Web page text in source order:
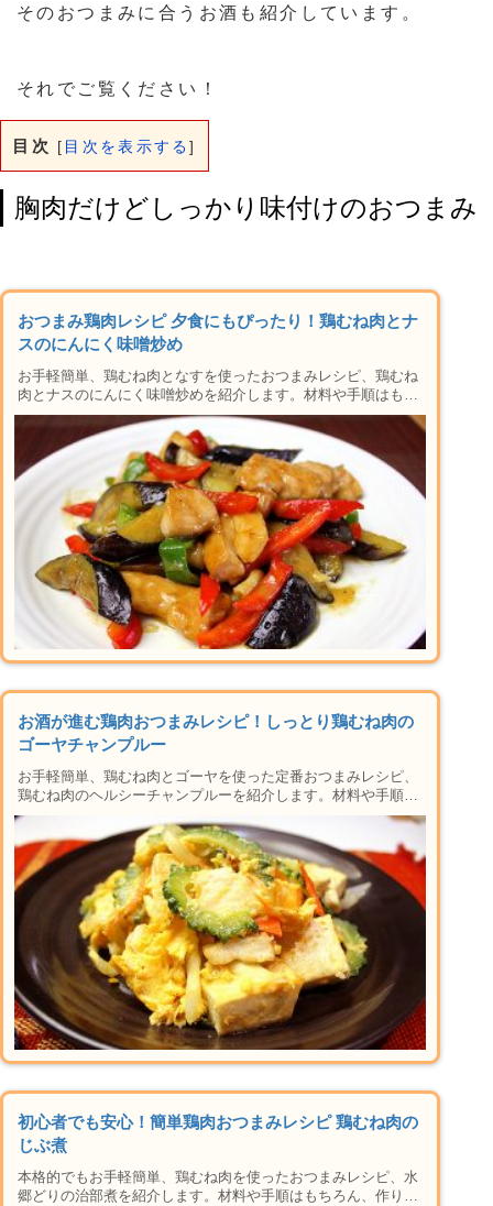
そのおつまみに合うお酒も紹介しています。
それでご覧ください！
目次 [ 目次を表示する]
胸肉だけどしっかり味付けのおつまみ
おつまみ鶏肉レシピ 夕食にもぴったり！鶏むね肉とナ
スのにんにく味噌炒め
お手軽簡単、鶏むね肉となすを使ったおつまみレシピ、鶏むね
肉とナスのにんにく味噌炒めを紹介します。材料や手順はもち
ろん、焼き方や下準備のコツ、ミソの風味変えアレンジ、保存
方法など楽しい晩酌タイムに必要な情報が盛りだくさん。おか
ずにも使えるレシピなの晩御飯にもおすすめ♪家で本格居酒屋
メニューができちゃう人気のシリーズです！
お酒が進む鶏肉おつまみレシピ！しっとり鶏むね肉の
ゴーヤチャンプルー
お手軽簡単、鶏むね肉とゴーヤを使った定番おつまみレシピ、
鶏むね肉のヘルシーチャンプルーを紹介します。材料や手順は
もちろん、焼き方や下準備のコツ、苦みを抑える方法や子供で
も食べやすいアレンジ、保存方法など楽しい晩酌タイムに必要
な情報が盛りだくさん。おかずにも使えるレシピなの晩御飯に
もおすすめ♪家で本格居酒屋メニューができちゃう人気のシリ
ーズです！
初心者でも安心！簡単鶏肉おつまみレシピ 鶏むね肉の
じぶ煮
本格的でもお手軽簡単、鶏むね肉を使ったおつまみレシピ、水
郷どりの治部煮を紹介します。材料や手順はもちろん、作り方